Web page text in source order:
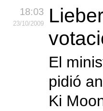
18:03
23/10/2009
El
pidió
Ki